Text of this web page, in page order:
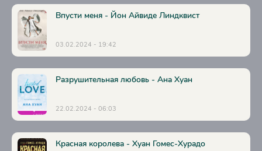
36
37
38
40
41
42
43
Впусти меня - Йон Айвиде Линдквист
03.02.2024 - 19:42
Разрушительная любовь - Ана Хуан
22.02.2024 - 06:03
Красная королева - Хуан Гомес-Хурадо